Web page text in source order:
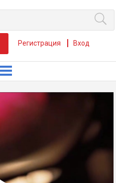
Регистрация Вход